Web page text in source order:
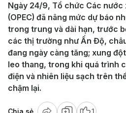
Ngày 24/9, Tổ chức Các nước
(OPEC) đã nâng mức dự báo
trong trung và dài hạn, trước
các thị trường như Ấn Độ,
đang ngày càng tăng; xung
leo thang, trong khi quá trình
điện và nhiên liệu sạch trên
chậm lại.
Chia sẻ 1